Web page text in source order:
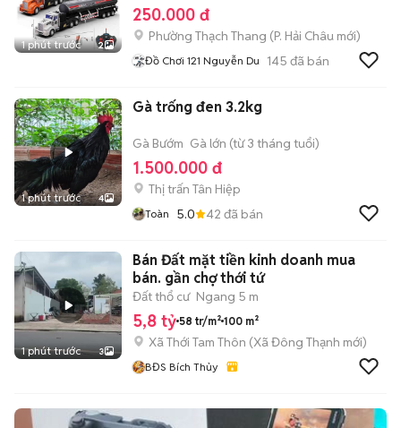
1 phút trước 2
250.000 đ
Phường Thạch Thang (P. Hải Châu mới)
Đồ Chơi 121 Nguyễn Du 145 đã bán
1 phút trước 4
Gà trống đen 3.2kg
Gà Bướm Gà lớn (từ 3 tháng tuổi)
1.500.000 đ
Thị trấn Tân Hiệp
Toàn 5.0 42 đã bán
1 phút trước 3
Bán Đất mặt tiền kinh doanh mua
bán. gần chợ thới tứ
Đất thổ cư Ngang 5 m
5,8 tỷ 58 tr/m² 100 m²
Xã Thới Tam Thôn (Xã Đông Thạnh mới)
BĐS Bích Thủy